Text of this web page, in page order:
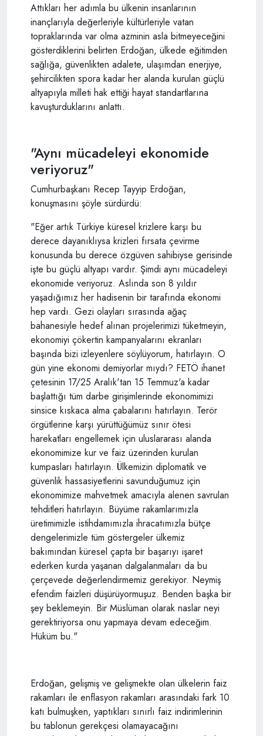
Attıkları her adımla bu ülkenin insanlarının
inançlarıyla değerleriyle kültürleriyle vatan
topraklarında var olma azminin asla bitmeyeceğini
gösterdiklerini belirten Erdoğan, ülkede eğitimden
sağlığa, güvenlikten adalete, ulaşımdan enerjiye,
şehircilikten spora kadar her alanda kurulan güçlü
altyapıyla milleti hak ettiği hayat standartlarına
kavuşturduklarını anlattı.
"Aynı mücadeleyi ekonomide
veriyoruz"
Cumhurbaşkanı Recep Tayyip Erdoğan,
konuşmasını şöyle sürdürdü:
"Eğer artık Türkiye küresel krizlere karşı bu
derece dayanıklıysa krizleri fırsata çevirme
konusunda bu derece özgüven sahibiyse gerisinde
işte bu güçlü altyapı vardır. Şimdi aynı mücadeleyi
ekonomide veriyoruz. Aslında son 8 yıldır
yaşadığımız her hadisenin bir tarafında ekonomi
hep vardı. Gezi olayları sırasında ağaç
bahanesiyle hedef alınan projelerimizi tüketmeyin,
ekonomiyi çökertin kampanyalarını ekranları
başında bizi izleyenlere söylüyorum, hatırlayın. O
gün yine ekonomi demiyorlar mıydı? FETÖ ihanet
çetesinin 17/25 Aralık'tan 15 Temmuz'a kadar
başlattığı tüm darbe girişimlerinde ekonomimizi
sinsice kıskaca alma çabalarını hatırlayın. Terör
örgütlerine karşı yürüttüğümüz sınır ötesi
harekatları engellemek için uluslararası alanda
ekonomimize kur ve faiz üzerinden kurulan
kumpasları hatırlayın. Ülkemizin diplomatik ve
güvenlik hassasiyetlerini savunduğumuz için
ekonomimize mahvetmek amacıyla alenen savrulan
tehditleri hatırlayın. Büyüme rakamlarımızla
üretimimizle istihdamımızla ihracatımızla bütçe
dengelerimizle tüm göstergeler ülkemiz
bakımından küresel çapta bir başarıyı işaret
ederken kurda yaşanan dalgalanmaları da bu
çerçevede değerlendirmemiz gerekiyor. Neymiş
efendim faizleri düşürüyormuşuz. Benden başka bir
şey beklemeyin. Bir Müslüman olarak naslar neyi
gerektiriyorsa onu yapmaya devam edeceğim.
Hüküm bu."
Erdoğan, gelişmiş ve gelişmekte olan ülkelerin faiz
rakamları ile enflasyon rakamları arasındaki fark 10
katı bulmuşken, yaptıkları sınırlı faiz indirimlerinin
bu tablonun gerekçesi olamayacağını